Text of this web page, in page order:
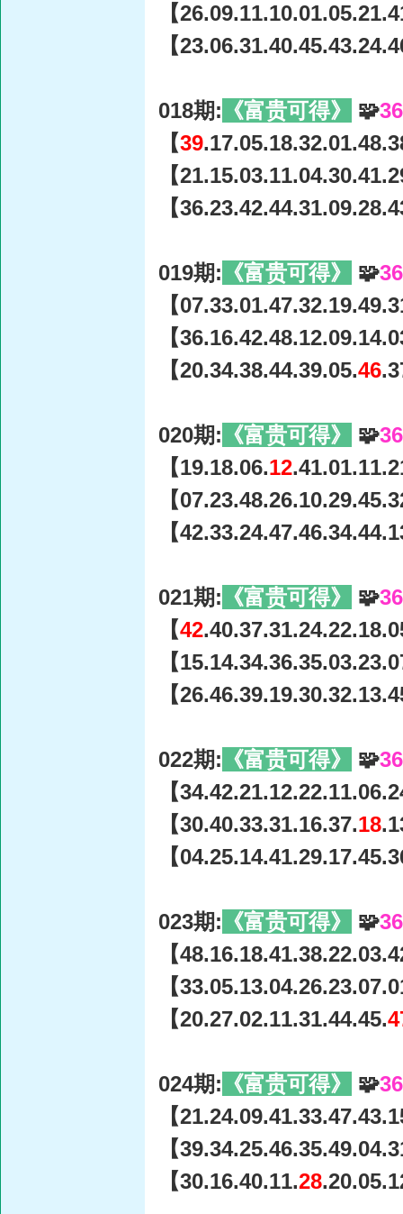
【
【
018期: 《富贵可得》 🧩
【39
【
【
019期: 《富贵可得》 🧩
【
【
【20.34.38.44.39.05.46
020期: 《富贵可得》 🧩
【19.18.06.12
【
【
021期: 《富贵可得》 🧩
【42
【
【
022期: 《富贵可得》 🧩
【
【30.40.33.31.16.37.18
【
023期: 《富贵可得》 🧩
【
【
【20.27.02.11.31.44.45.
024期: 《富贵可得》 🧩
【
【
【30.16.40.11.28